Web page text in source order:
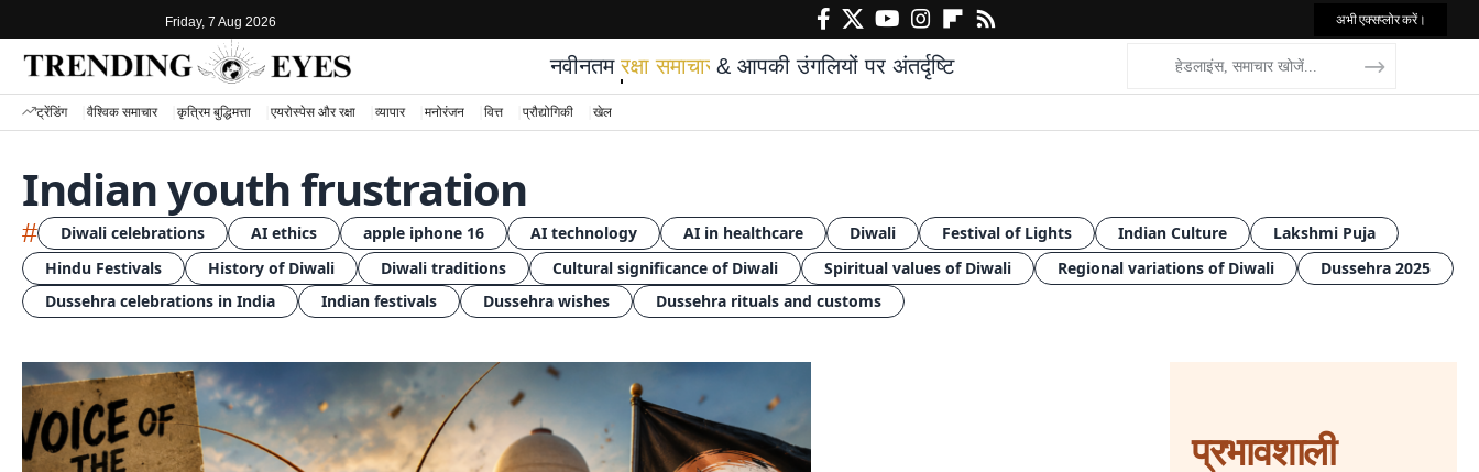
Friday, 7 Aug 2026 अभी एक्सप्लोर करें।
नवीनतम रक्षा समाचार & आपकी उंगलियों पर अंतर्दृष्टि
ट्रेंडिंग वैश्विक समाचार कृत्रिम बुद्धिमत्ता एयरोस्पेस और रक्षा व्यापार मनोरंजन वित्त प्रौद्योगिकी खेल
Indian youth frustration
# Diwali celebrations AI ethics apple iphone 16 AI technology AI in healthcare Diwali Festival of Lights Indian Culture
Lakshmi Puja
Hindu Festivals
History of Diwali Diwali traditions Cultural significance of Diwali Spiritual values of Diwali Regional variations of Diwali
Dussehra 2025
Dussehra celebrations in India
Indian festivals Dussehra wishes Dussehra rituals and customs
प्रभावशाली